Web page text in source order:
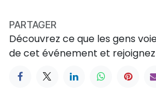
PARTAGER
Découvrez ce que les gens
de cet événement et